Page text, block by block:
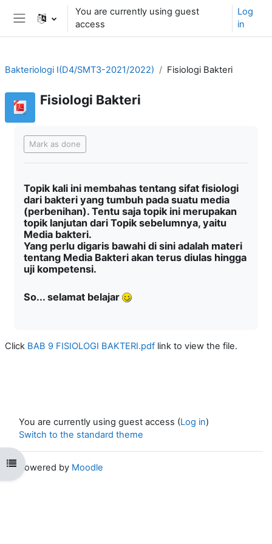
Skip to main content
Side panel
You are currently using guest
access
Log
in
Open course index
Bakteriologi I(D4/SMT3-2021/2022) Fisiologi Bakteri
Fisiologi Bakteri
Mark as done
Topik kali ini membahas tentang sifat fisiologi
dari bakteri yang tumbuh pada suatu media
(perbenihan). Tentu saja topik ini merupakan
topik lanjutan dari Topik sebelumnya, yaitu
Media bakteri.
Yang perlu digaris bawahi di sini adalah materi
tentang Media Bakteri akan terus diulas hingga
uji kompetensi.
So... selamat belajar
Click BAB 9 FISIOLOGI BAKTERI.pdf link to view the file.
You are currently using guest access (Log in)
Switch to the standard theme
Powered by Moodle